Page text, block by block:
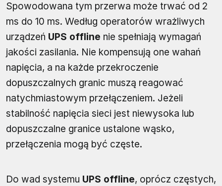
Spowodowana tym przerwa może trwać od 2
ms do 10 ms. Według operatorów wrażliwych
urządzeń UPS offline nie spełniają wymagań
jakości zasilania. Nie kompensują one wahań
napięcia, a na każde przekroczenie
dopuszczalnych granic muszą reagować
natychmiastowym przełączeniem. Jeżeli
stabilność napięcia sieci jest niewysoka lub
dopuszczalne granice ustalone wąsko,
przełączenia mogą być częste.
Do wad systemu UPS offline, oprócz częstych,